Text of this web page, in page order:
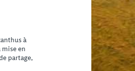
à
en
partage,